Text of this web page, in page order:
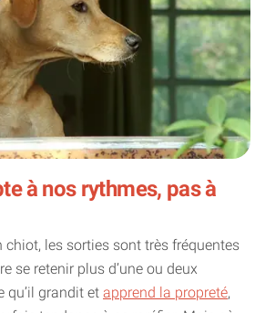
à nos rythmes, pas à
chiot, les sorties sont très fréquentes
se retenir plus d’une ou deux
qu’il grandit et apprend la propreté,